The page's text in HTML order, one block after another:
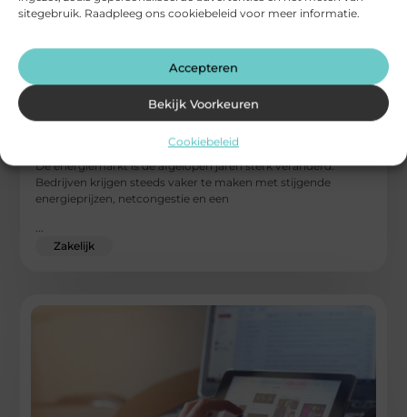
sitegebruik. Raadpleeg ons cookiebeleid voor meer informatie.
Accepteren
Bekijk Voorkeuren
Cookiebeleid
Zakelijke energieopslag als sleutel tot flexibiliteit,
kostenbesparing en toekomstbestendig
De energiemarkt is de afgelopen jaren sterk veranderd.
Bedrijven krijgen steeds vaker te maken met stijgende
energieprijzen, netcongestie en een
Zakelijk